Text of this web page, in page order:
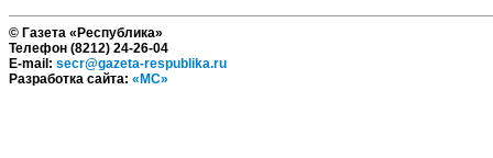
© Газета «Республика»
Телефон (8212) 24-26-04
E-mail: secr@gazeta-respublika.ru
Разработка сайта: «МС»